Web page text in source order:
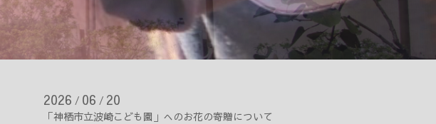
2026 / 06 / 20
「神栖市立波崎こども園」へのお花の寄贈について